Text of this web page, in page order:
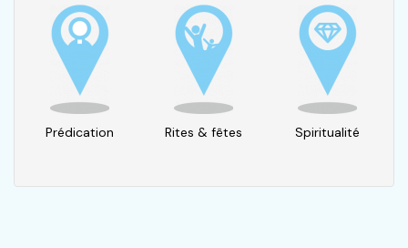
Prédication Rites & fêtes Spiritualité